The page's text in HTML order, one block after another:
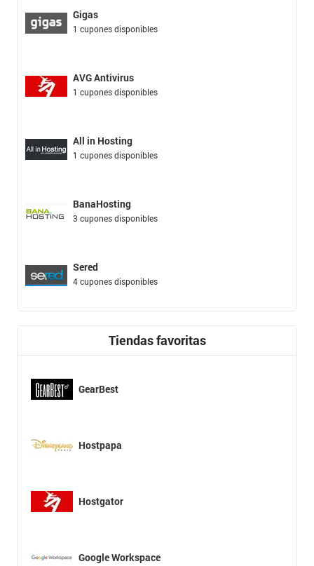
Gigas
1 cupones disponibles
AVG Antivirus
1 cupones disponibles
All in Hosting
1 cupones disponibles
BanaHosting
3 cupones disponibles
Sered
4 cupones disponibles
Tiendas favoritas
GearBest
Hostpapa
Hostgator
Google Workspace